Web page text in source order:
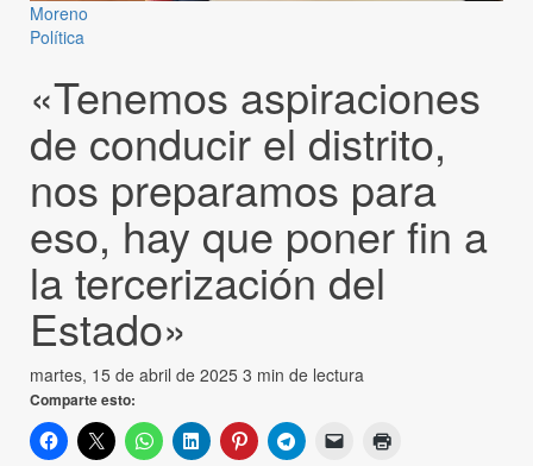
Moreno
Política
«Tenemos aspiraciones
de conducir el distrito,
nos preparamos para
eso, hay que poner fin a
la tercerización del
Estado»
martes, 15 de abril de 2025 3 min de lectura
Comparte esto: